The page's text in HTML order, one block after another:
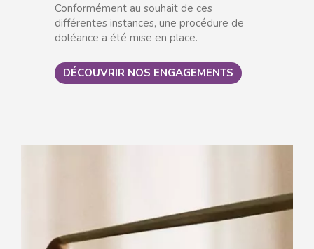
Conformément au souhait de ces
différentes instances, une procédure de
doléance a été mise en place.
DÉCOUVRIR NOS ENGAGEMENTS